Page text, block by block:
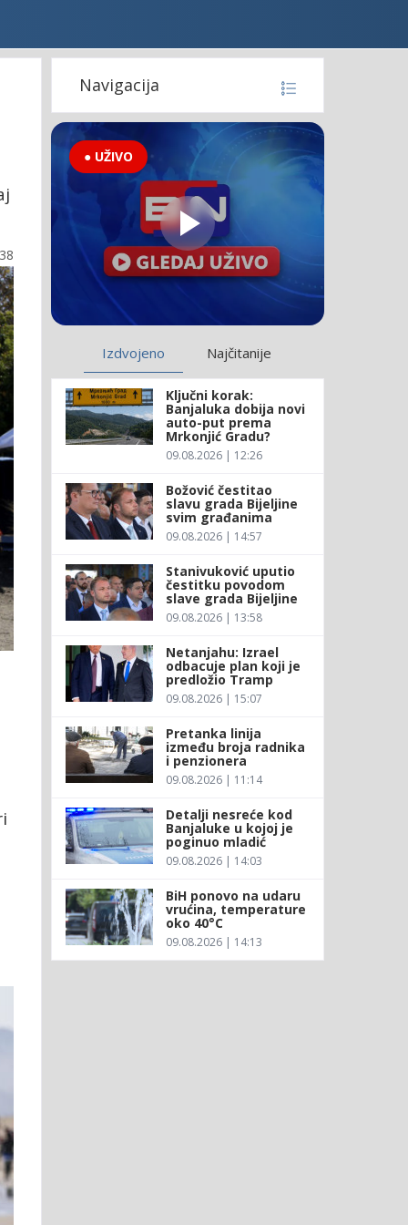
Navigacija
● UŽIVO
Izdvojeno Najčitanije
Ključni korak:
Banjaluka dobija novi
auto-put prema
Mrkonjić Gradu?
09.08.2026 | 12:26
Božović čestitao
slavu grada Bijeljine
svim građanima
09.08.2026 | 14:57
Stanivuković uputio
čestitku povodom
slave grada Bijeljine
09.08.2026 | 13:58
Netanjahu: Izrael
odbacuje plan koji je
predložio Tramp
09.08.2026 | 15:07
Pretanka linija
između broja radnika
i penzionera
09.08.2026 | 11:14
Detalji nesreće kod
Banjaluke u kojoj je
poginuo mladić
09.08.2026 | 14:03
BiH ponovo na udaru
vrućina, temperature
oko 40°C
09.08.2026 | 14:13